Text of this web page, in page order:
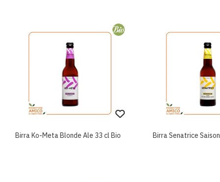
Birra Ko-Meta Blonde Ale 33 cl Bio Birra Senatrice